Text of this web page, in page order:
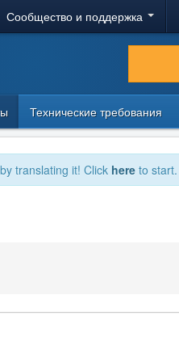
Сообщество и поддержка
Технические требования
translating it! Click here to start.